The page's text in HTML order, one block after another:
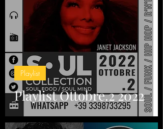
Playlist Ottobre.2 2022
Playlist